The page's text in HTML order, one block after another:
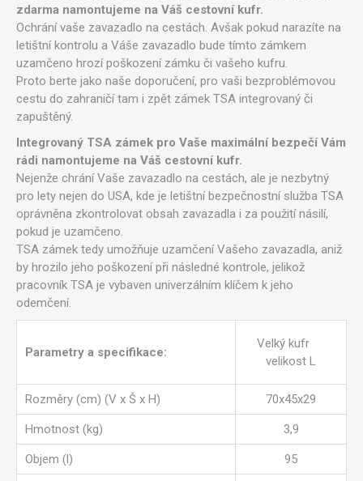
zdarma namontujeme na Váš cestovní kufr.
Ochrání vaše zavazadlo na cestách. Avšak pokud narazíte na
letištní kontrolu a Váše zavazadlo bude tímto zámkem
uzamčeno hrozí poškození zámku či vašeho kufru.
Proto berte jako naše doporučení, pro vaši bezproblémovou
cestu do zahraničí tam i zpět zámek TSA integrovaný či
zapuštěný.
Integrovaný TSA zámek pro Vaše maximální bezpečí Vám
rádi namontujeme na Váš cestovní kufr.
Nejenže chrání Vaše zavazadlo na cestách, ale je nezbytný
pro lety nejen do USA, kde je letištní bezpečnostní služba TSA
oprávněna zkontrolovat obsah zavazadla i za použití násilí,
pokud je uzamčeno.
TSA zámek tedy umožňuje uzamčení Vašeho zavazadla, aniž
by hrozilo jeho poškození při následné kontrole, jelikož
pracovník TSA je vybaven univerzálním klíčem k jeho
odemčení.
Parametry a specifikace:
Velký kufr
velikost L
Rozměry (cm) (V x Š x H) 70x45x29
Hmotnost (kg) 3,9
Objem (l) 95